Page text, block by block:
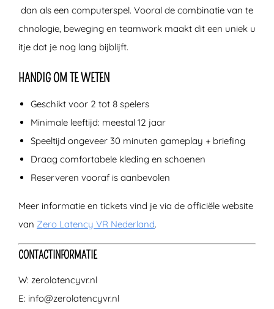
dan als een computerspel. Vooral de combinatie van te
chnologie, beweging en teamwork maakt dit een uniek u
itje dat je nog lang bijblijft.
HANDIG OM TE WETEN
Geschikt voor 2 tot 8 spelers
Minimale leeftijd: meestal 12 jaar
Speeltijd ongeveer 30 minuten gameplay + briefing
Draag comfortabele kleding en schoenen
Reserveren vooraf is aanbevolen
Meer informatie en tickets vind je via de officiële website
van Zero Latency VR Nederland.
CONTACTINFORMATIE
W: zerolatencyvr.nl
E: info@zerolatencyvr.nl